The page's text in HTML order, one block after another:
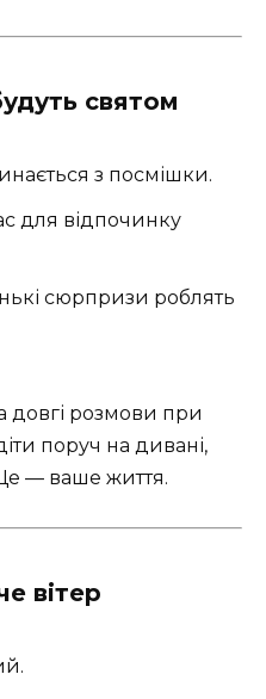
святом
з посмішки.
для відпочинку
сюрпризи роблять
довгі розмови при
поруч на дивані,
— ваше життя.
вітер